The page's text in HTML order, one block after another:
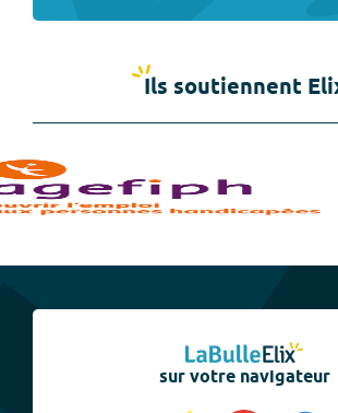
Ils soutiennent
sur votre navigateur